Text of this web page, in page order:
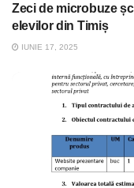
Zeci de microbuze
elevilor din Timiș
IUNIE 17, 2025